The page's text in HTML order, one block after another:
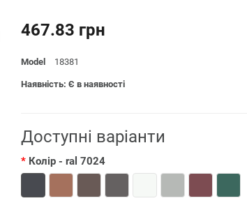
467.83 грн
Model 18381
Наявність: Є в наявності
Доступні варіанти
Колір - ral 7024